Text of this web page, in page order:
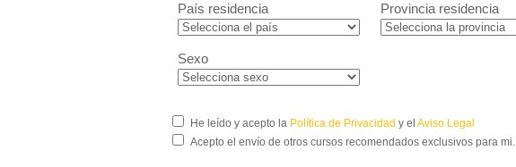
País residencia Provincia residencia
Sexo
He leído y acepto la Política de Privacidad y elAviso Legal
Acepto el envío de otros cursos recomendados exclusivos para mi.